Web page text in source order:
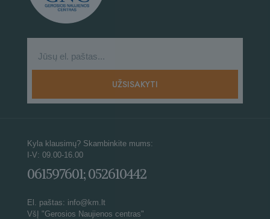
Kyla klausimų? Skambinkite mums:
I-V: 09.00-16.00
061597601; 052610442
El. paštas: info@km.lt
VšĮ "Gerosios Naujienos centras"